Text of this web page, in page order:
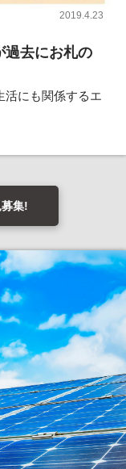
2019.4.23
過去にお札の
活にも関係するエ
集!